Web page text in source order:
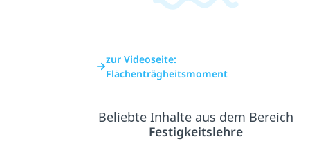
zur Videoseite:
Flächenträgheitsmoment
Beliebte Inhalte aus dem Bereich
Festigkeitslehre